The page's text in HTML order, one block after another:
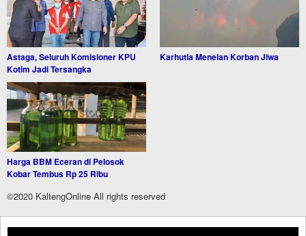
Astaga, Seluruh Komisioner KPU
Kotim Jadi Tersangka
Karhutla Menelan Korban Jiwa
Harga BBM Eceran di Pelosok
Kobar Tembus Rp 25 Ribu
©2020 KaltengOnline All rights reserved